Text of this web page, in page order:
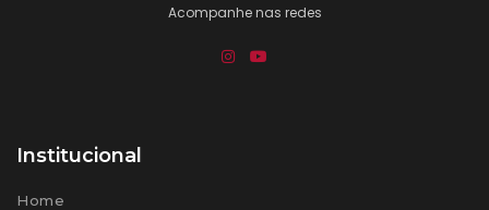
Acompanhe nas redes
Institucional
Home